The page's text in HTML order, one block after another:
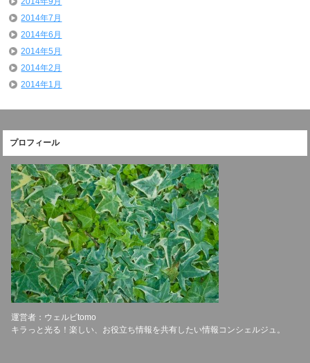
2014年7月
2014年6月
2014年5月
2014年2月
2014年1月
プロフィール
運営者：ウェルビtomo
キラっと光る！楽しい、お役立ち情報を共有したい情報コンシェルジュ。